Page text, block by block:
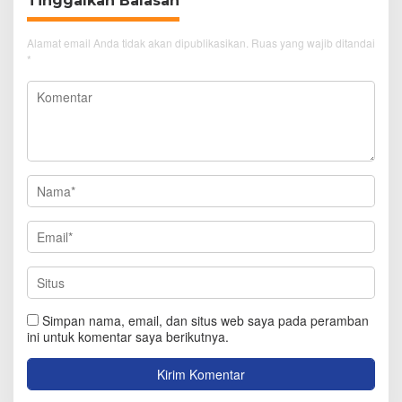
Alamat email Anda tidak akan dipublikasikan. Ruas yang wajib ditandai
*
Simpan nama, email, dan situs web saya pada peramban
ini untuk komentar saya berikutnya.